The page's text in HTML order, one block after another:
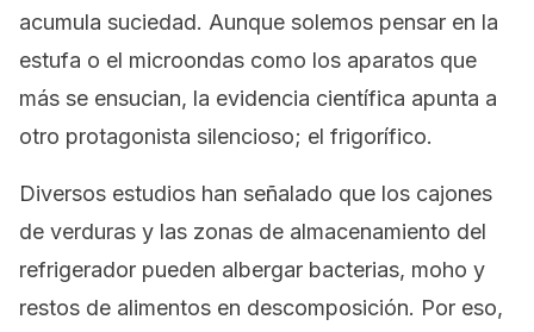
acumula suciedad. Aunque solemos pensar en la
estufa o el microondas como los aparatos que
más se ensucian, la evidencia científica apunta a
otro protagonista silencioso; el frigorífico.
Diversos estudios han señalado que los cajones
de verduras y las zonas de almacenamiento del
refrigerador pueden albergar bacterias, moho y
restos de alimentos en descomposición. Por eso,